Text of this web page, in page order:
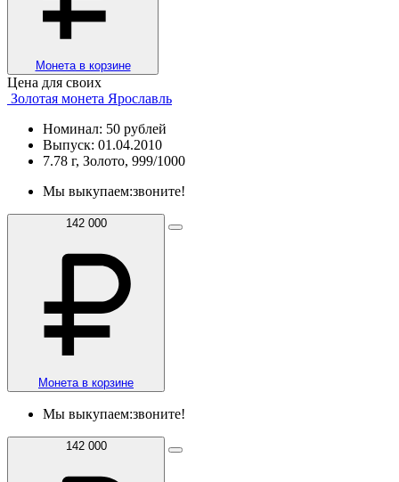
Монета в корзине
Цена для своих
Золотая монета Ярославль
Номинал: 50 рублей
Выпуск: 01.04.2010
7.78 г, Золото, 999/1000
Мы выкупаем:звоните!
142 000
Монета в корзине
Мы выкупаем:звоните!
142 000